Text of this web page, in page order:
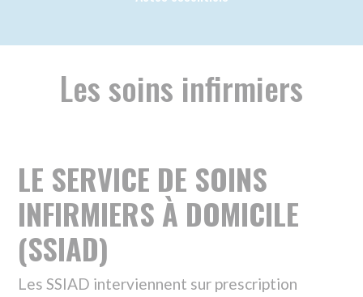
interventions ont pour objectif :
De prévenir la perte d’autonomie
D’éviter l’hospitalisation
d’hébergement.
Les SSIAD peuvent intervenir 7/7 jours si
nécessaire.
LES CENTRES DE SOINS
INFIRMIERS (CSI)